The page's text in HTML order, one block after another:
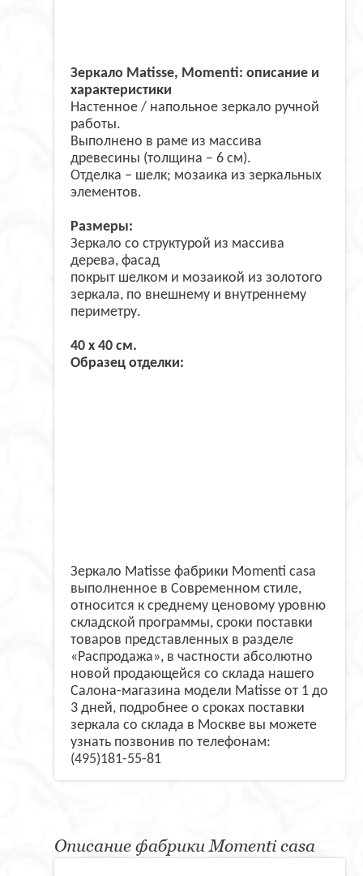
Зеркало Matisse, Momenti: описание и
характеристики
Настенное / напольное зеркало ручной
работы.
Выполнено в раме из массива
древесины (толщина – 6 см).
Отделка – шелк; мозаика из зеркальных
элементов.
Размеры:
Зеркало со структурой из массива
дерева, фасад
покрыт шелком и мозаикой из золотого
зеркала, по внешнему и внутреннему
периметру.
40 x 40 см.
Образец отделки:
Зеркало Matisse фабрики Momenti casa
выполненное в Современном стиле,
относится к среднему ценовому уровню
складской программы, сроки поставки
товаров представленных в разделе
«Распродажа», в частности абсолютно
новой продающейся со склада нашего
Салона-магазина модели Matisse от 1 до
3 дней, подробнее о сроках поставки
зеркала со склада в Москве вы можете
узнать позвонив по телефонам:
(495)181-55-81
Описание фабрики Momenti casa